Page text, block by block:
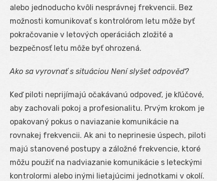
alebo jednoducho kvôli nesprávnej frekvencii. Bez
možnosti komunikovať s kontrolórom letu môže byť
pokračovanie v letových operáciách zložité a
bezpečnosť letu môže byť ohrozená.
Ako sa vyrovnať s situáciou Není slyšet odpověď?
Keď piloti neprijímajú očakávanú odpoveď, je kľúčové,
aby zachovali pokoj a profesionalitu. Prvým krokom je
opakovaný pokus o naviazanie komunikácie na
rovnakej frekvencii. Ak ani to neprinesie úspech, piloti
majú stanovené postupy a záložné frekvencie, ktoré
môžu použiť na nadviazanie komunikácie s leteckými
kontrolormi alebo inými lietajúcimi jednotkami v okolí.